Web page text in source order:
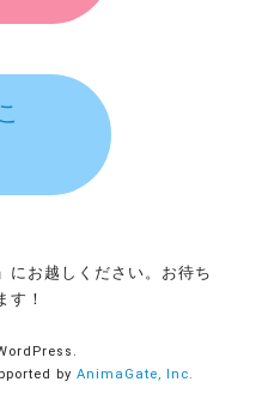
にお越しください。お待ち
す！
byAnimaGate, Inc.